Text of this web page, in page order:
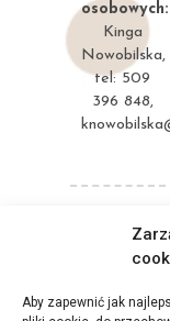
Aby zapewnić jak
osobowych:
Kinga
Nowobilska,
tel: 509
396 848,
Polityka
Deklaracja